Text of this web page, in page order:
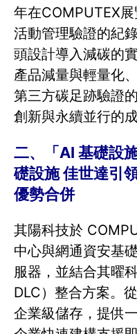
年在COMPUTEX
活動管理驗證的紀
頭設計導入減碳的
產品減量與輕量化
第三方碳足跡驗證
創新與永續並行的成
二、「AI 基礎設
礎設施 佳世達引
優勢合併
其陽科技於
中心與網通資安基
服器，並結合其曜
DLC）整合方案。
企業級儲存，提供